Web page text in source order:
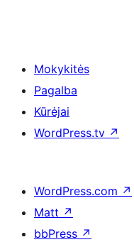
Mokykitės
Pagalba
Kūrėjai
WordPress.tv ↗
WordPress.com ↗
Matt ↗
bbPress ↗